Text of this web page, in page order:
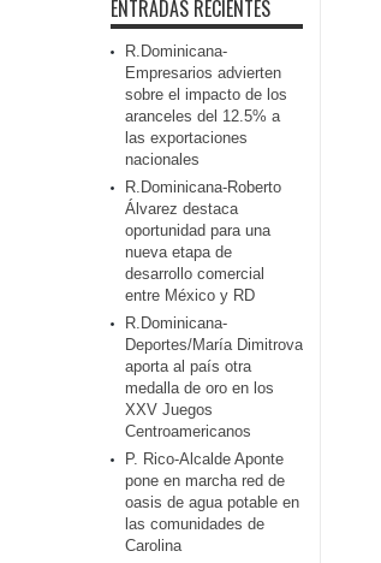
ENTRADAS RECIENTES
R.Dominicana-
Empresarios advierten
sobre el impacto de los
aranceles del 12.5% a
las exportaciones
nacionales
R.Dominicana-Roberto
Álvarez destaca
oportunidad para una
nueva etapa de
desarrollo comercial
entre México y RD
R.Dominicana-
Deportes/María Dimitrova
aporta al país otra
medalla de oro en los
XXV Juegos
Centroamericanos
P. Rico-Alcalde Aponte
pone en marcha red de
oasis de agua potable en
las comunidades de
Carolina